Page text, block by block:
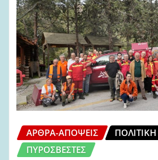
ΆΡΘΡΑ-ΑΠΌΨΕΙΣ
ΠΟΛΙΤΙΚΉ
ΠΥΡΟΣΒΈΣΤΕΣ